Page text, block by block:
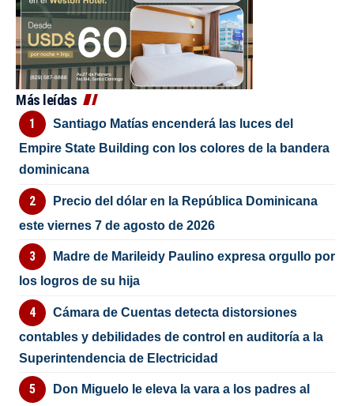
Más leídas
Santiago Matías encenderá las luces del
Empire State Building con los colores de la bandera
dominicana
Precio del dólar en la República Dominicana
este viernes 7 de agosto de 2026
Madre de Marileidy Paulino expresa orgullo por
los logros de su hija
Cámara de Cuentas detecta distorsiones
contables y debilidades de control en auditoría a la
Superintendencia de Electricidad
Don Miguelo le eleva la vara a los padres al